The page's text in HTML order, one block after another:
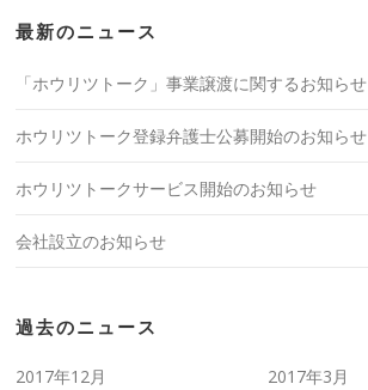
最新のニュース
「ホウリツトーク」事業譲渡に関するお知らせ
ホウリツトーク登録弁護士公募開始のお知らせ
ホウリツトークサービス開始のお知らせ
会社設立のお知らせ
過去のニュース
2017年12月 2017年3月